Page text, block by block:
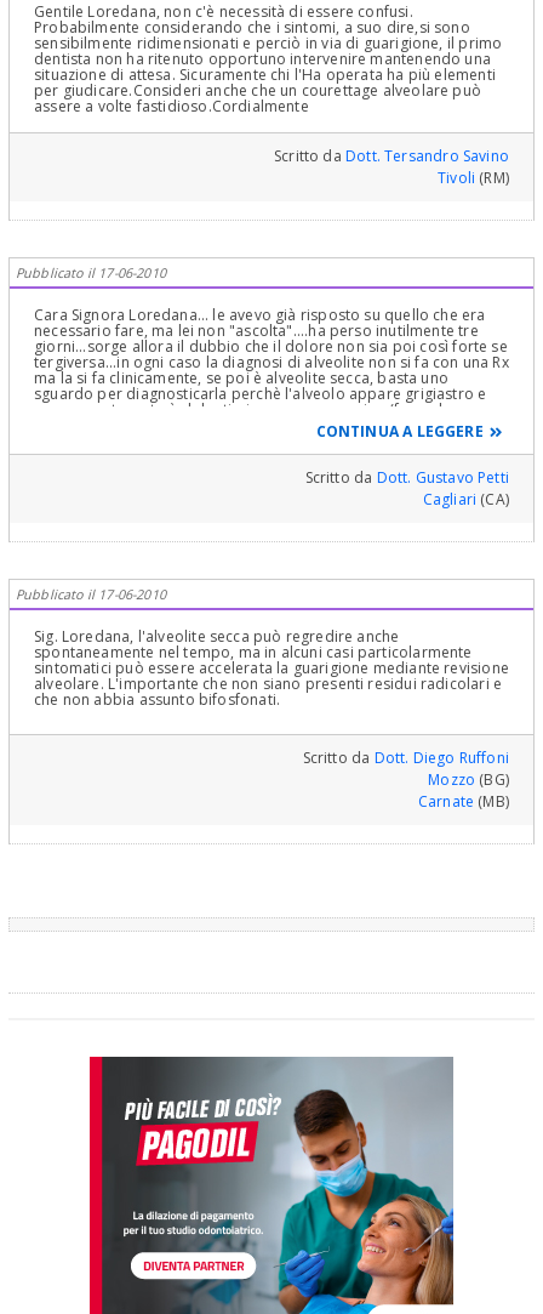
Gentile Loredana, non c'è necessità di essere confusi.
Probabilmente considerando che i sintomi, a suo dire,si sono
sensibilmente ridimensionati e perciò in via di guarigione, il primo
dentista non ha ritenuto opportuno intervenire mantenendo una
situazione di attesa. Sicuramente chi l'Ha operata ha più elementi
per giudicare.Consideri anche che un courettage alveolare può
assere a volte fastidioso.Cordialmente
Scritto daDott. Tersandro Savino
Tivoli (RM)
Pubblicato il 17-06-2010
Cara Signora Loredana... le avevo già risposto su quello che era
necessario fare, ma lei non "ascolta"....ha perso inutilmente tre
giorni...sorge allora il dubbio che il dolore non sia poi così forte se
tergiversa...in ogni caso la diagnosi di alveolite non si fa con una Rx
ma la si fa clinicamente, se poi è alveolite secca, basta uno
sguardo per diagnosticarla perchè l'alveolo appare grigiastro e
secco e se toccato è dolentissimo e non sanguina (facendo
ovviamente attenzione a non toccare i tessuti molli.........:.............e le
riposto quanto scritto: Cara Signora Loredana.... si tranquillizzi : la
revisione dell'alveolo che le è stata prospettata va fatta perchè da
quel che si evince dal suo racconto, dovrebbe avere una alveolite
post avulsiva (estrattiva)ed è intervento consueto, tranquillo e non
pericoloso assolutamente. Basta fare una buona anestesia locale
importantissima.... non prenda cortisonici come aveva fatto il
primo dentista perchè diminuiscono le difese locali e generali
dell'organismo ed ora non è proprio il caso...e poi se le aveva
detto che era tutto a posto perchè prescriverle il cortisone?...
allora non era tutto a posto!...ovvio che tutto questo lo deve fare
un Dentista esperto in particolare in chirurgia orale, ossea o
parodontale...NON DEVE FARE NESSUNA ANESTESIA TOTALE..CHI LE
HA PROSPETTATO QUESTO E' IN SERIO ERRORE !!! Riscriva se avesse
problemi o non trovasse soluzione!................Cordialmente Gustavo
Orali Complete in Casi Clinici Complessi e Ortodonzia e
Pedodonzia con la figlia Claudia Petti, in CAgliari.
CONTINUA A LEGGERE
Scritto da Dott. Gustavo Petti
Cagliari (CA)
Pubblicato il 17-06-2010
Sig. Loredana, l'alveolite secca può regredire anche
spontaneamente nel tempo, ma in alcuni casi particolarmente
sintomatici può essere accelerata la guarigione mediante revisione
alveolare. L'importante che non siano presenti residui radicolari e
che non abbia assunto bifosfonati.
Scritto da Dott. Diego Ruffoni
Mozzo (BG)
Carnate (MB)